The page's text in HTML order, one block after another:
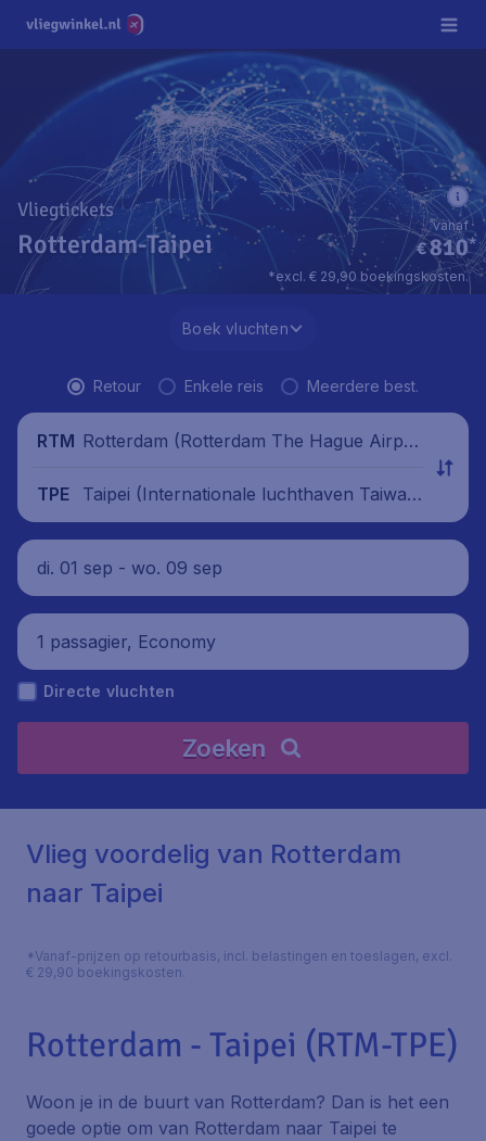
Vliegtickets
Rotterdam-Taipei €810*
vanaf
*excl. € 29,90 boekingskosten.
Boek vluchten
Retour Enkele reis Meerdere best.
RTM Rotterdam (Rotterdam The Hague Airpor
TPE
Taipei (Internationale luchthaven Taiwan
Taoyuan), China
di. 01 sep - wo. 09 sep
1 passagier, Economy
Directe vluchten
Zoeken
Vlieg voordelig van Rotterdam
naar Taipei
*Vanaf-prijzen op retourbasis, incl. belastingen en toeslagen, excl.
€ 29,90 boekingskosten.
Rotterdam - Taipei (RTM-TPE)
Woon je in de buurt van Rotterdam? Dan is het een
goede optie om van Rotterdam naar Taipei te